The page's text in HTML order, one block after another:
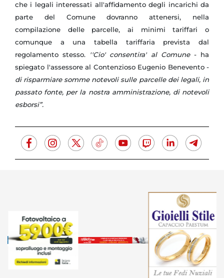
che i legali interessati all'affidamento degli incarichi da
parte del Comune dovranno attenersi, nella
compilazione delle parcelle, ai minimi tariffari o
comunque a una tabella tariffaria prevista dal
regolamento stesso.
''Cio' consentira' al Comune- ha
spiegato l'assessore al Contenzioso Eugenio Benevento -
di risparmiare somme notevoli sulle parcelle dei legali, in
passato fonte, per la nostra amministrazione, di notevoli
esborsi”.